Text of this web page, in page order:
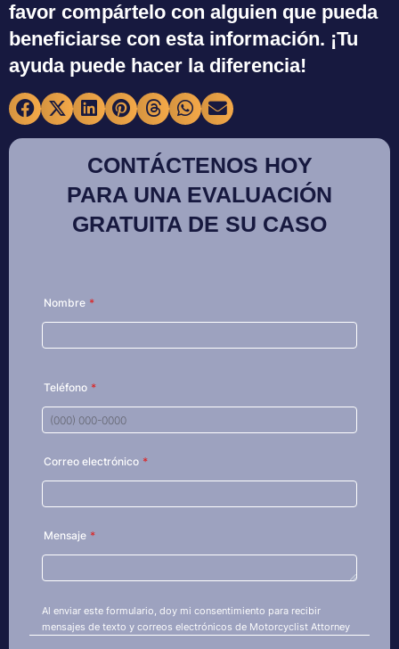
favor compártelo con alguien que pueda
beneficiarse con esta información. ¡Tu
ayuda puede hacer la diferencia!
CONTÁCTENOS HOY
PARA UNA EVALUACIÓN
GRATUITA DE SU CASO